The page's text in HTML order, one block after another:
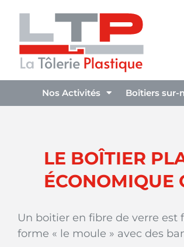
Nos Activités Boîtiers sur-
LE BOÎTIER
ÉCONOMIQUE
Un boitier en fibre de verre est
forme « le moule » avec des